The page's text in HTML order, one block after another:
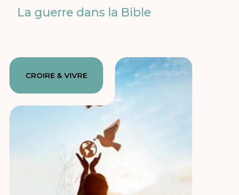
La guerre dans la Bible
CROIRE & VIVRE